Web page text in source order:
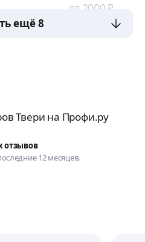
от 2000₽
за усл.
ещё 8
Твери на Профи.ру
отзывов
12 месяцев.